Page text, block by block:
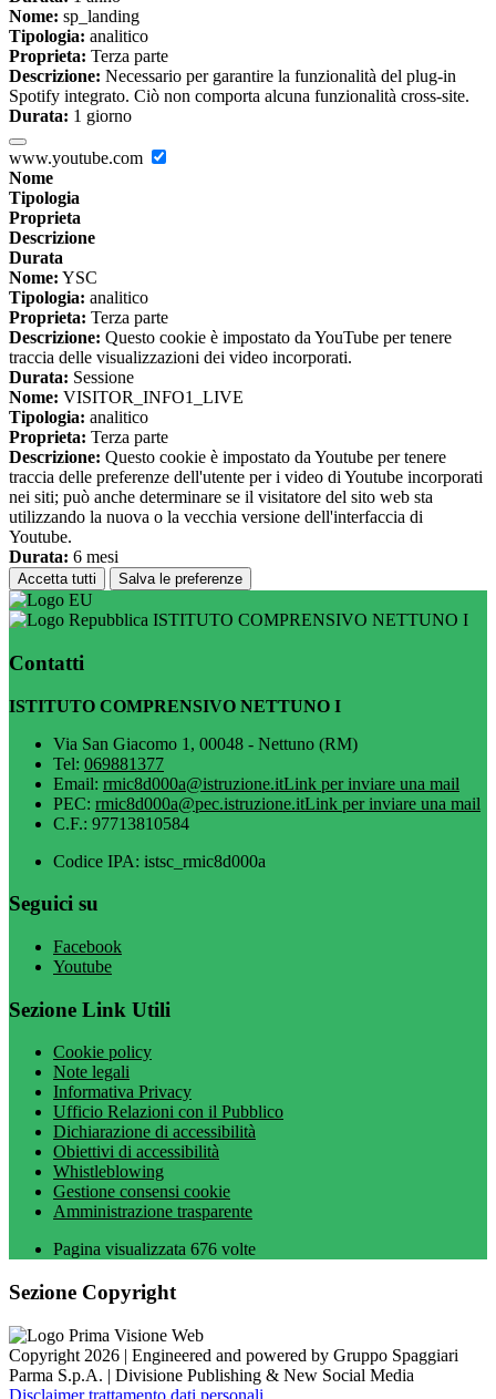
Nome: sp_landing
Tipologia: analitico
Proprieta: Terza parte
Descrizione: Necessario per garantire la funzionalità del plug-in
Spotify integrato. Ciò non comporta alcuna funzionalità cross-site.
Durata: 1 giorno
www.youtube.com
Nome
Tipologia
Proprieta
Descrizione
Durata
Nome: YSC
Tipologia: analitico
Proprieta: Terza parte
Descrizione: Questo cookie è impostato da YouTube per tenere
traccia delle visualizzazioni dei video incorporati.
Durata: Sessione
Nome: VISITOR_INFO1_LIVE
Tipologia: analitico
Proprieta: Terza parte
Descrizione: Questo cookie è impostato da Youtube per tenere
traccia delle preferenze dell'utente per i video di Youtube incorporati
nei siti; può anche determinare se il visitatore del sito web sta
utilizzando la nuova o la vecchia versione dell'interfaccia di
Youtube.
Durata: 6 mesi
Accetta tutti Salva le preferenze
ISTITUTO COMPRENSIVO NETTUNO I
Contatti
ISTITUTO COMPRENSIVO NETTUNO I
Via San Giacomo 1, 00048 - Nettuno (RM)
Tel: 069881377
Email: rmic8d000a@istruzione.itLink per inviare una mail
PEC: rmic8d000a@pec.istruzione.itLink per inviare una mail
C.F.: 97713810584
Codice IPA: istsc_rmic8d000a
Seguici su
Facebook
Youtube
Sezione Link Utili
Cookie policy
Note legali
Informativa Privacy
Ufficio Relazioni con il Pubblico
Dichiarazione di accessibilità
Obiettivi di accessibilità
Whistleblowing
Gestione consensi cookie
Amministrazione trasparente
Pagina visualizzata 676 volte
Sezione Copyright
Copyright 2026 | Engineered and powered by Gruppo Spaggiari
Parma S.p.A. | Divisione Publishing & New Social Media
Disclaimer trattamento dati personali